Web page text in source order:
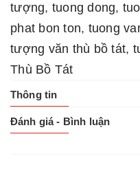
tượng, tuong dong,
phat bon ton, tuong
tượng văn thù bồ tát,
Thù Bồ Tát
Thông tin
Đánh giá - Bình luận